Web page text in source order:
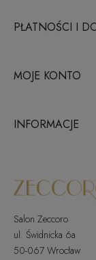
PŁATNOŚCI I
MOJE KONTO
INFORMACJE
Salon Zeccoro
ul. Świdnicka 6a
50-067 Wrocław